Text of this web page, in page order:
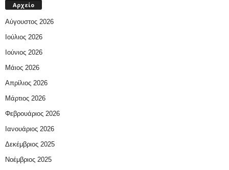
Αρχείο
Αύγουστος 2026
Ιούλιος 2026
Ιούνιος 2026
Μάιος 2026
Απρίλιος 2026
Μάρτιος 2026
Φεβρουάριος 2026
Ιανουάριος 2026
Δεκέμβριος 2025
Νοέμβριος 2025